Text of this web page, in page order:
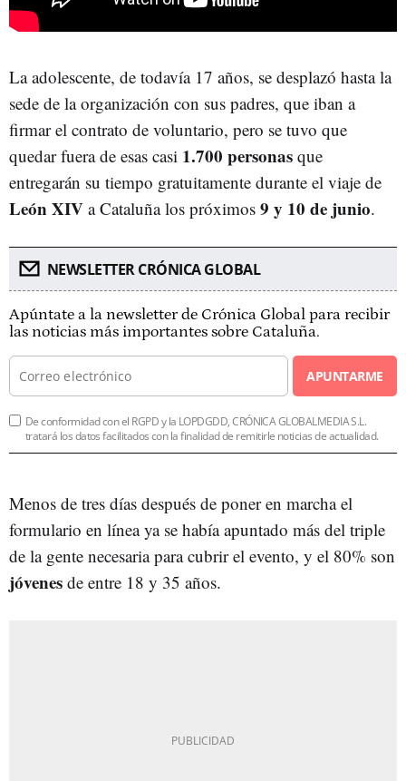
La adolescente, de todavía 17 años, se desplazó hasta la
sede de la organización con sus padres, que iban a
firmar el contrato de voluntario, pero se tuvo que
quedar fuera de esas casi 1.700 personas que
entregarán su tiempo gratuitamente durante el viaje de
León XIV a Cataluña los próximos 9 y 10 de junio.
NEWSLETTER CRÓNICA GLOBAL
Apúntate a la newsletter de Crónica Global para recibir
las noticias más importantes sobre Cataluña.
APUNTARME
De conformidad con el RGPD y la LOPDGDD, CRÓNICA GLOBALMEDIA S.L.
tratará los datos facilitados con la finalidad de remitirle noticias de actualidad.
Menos de tres días después de poner en marcha el
formulario en línea ya se había apuntado más del triple
de la gente necesaria para cubrir el evento, y el 80% son
jóvenes de entre 18 y 35 años.